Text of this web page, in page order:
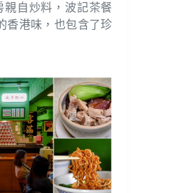
親自炒料，波記茶餐
香港味，也包含了珍